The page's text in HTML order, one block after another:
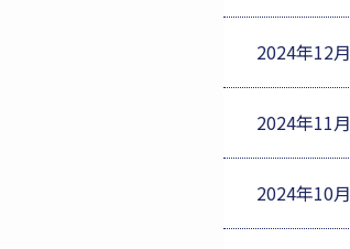
2024年12月
2024年11月
2024年10月